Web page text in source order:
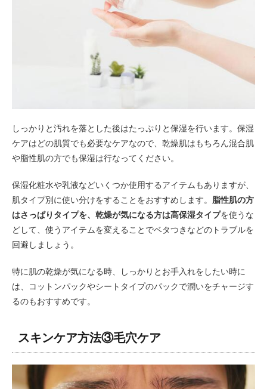
しっかりと汚れを落とした後はたっぷりと保湿を行います。保湿
ケアはどの肌質でも必要なケアなので、乾燥肌はもちろん混合肌
や脂性肌の方でも保湿は行なってください。
保湿化粧水や乳液などいくつか使用するアイテムもありますが、
肌タイプ別に使い分けをすることをおすすめします。 脂性肌の方
はさっぱりタイプを、乾燥が気になる方は高保湿タイプを使うな
どして、使うアイテムを変えることでベタつきなどのトラブルを
回避しましょう。
特に肌の乾燥が気になる時、しっかりとお手入れをしたい時に
は、コットンパックやシートタイプのパックで潤いをチャージす
るのもおすすめです。
スキンケア方法③毛穴ケア